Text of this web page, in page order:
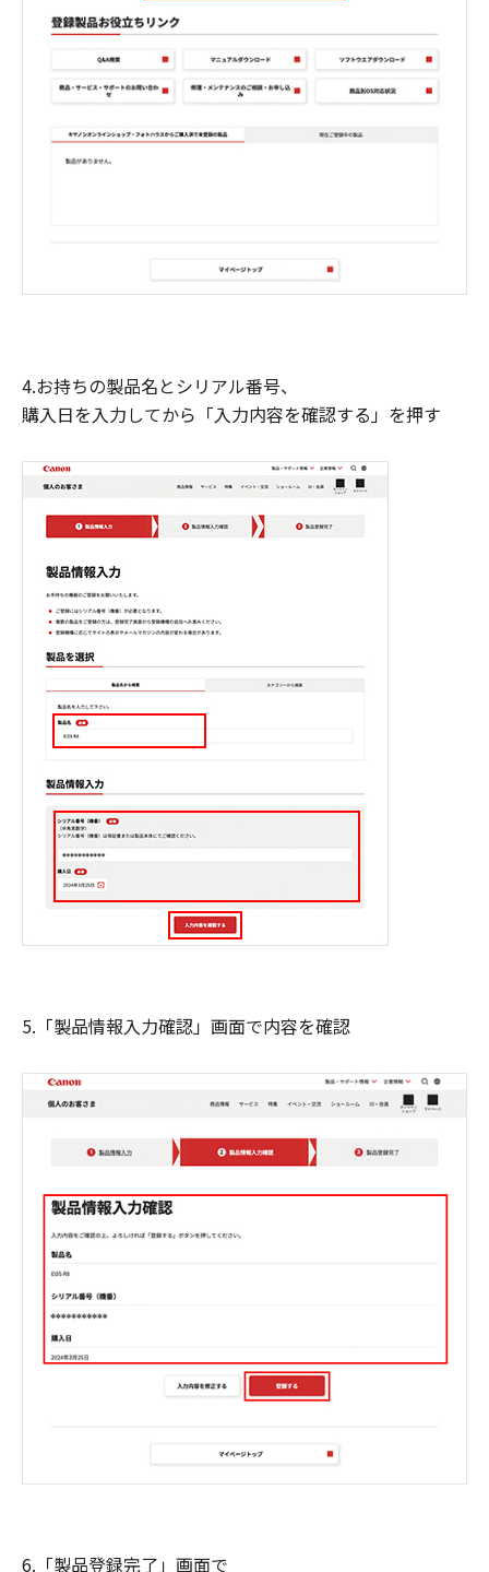
4.お持ちの製品名とシリアル番号、
購入日を入力してから「入力内容を確認する」を押す
5.「製品情報入力確認」画面で内容を確認
6.「製品登録完了」画面で